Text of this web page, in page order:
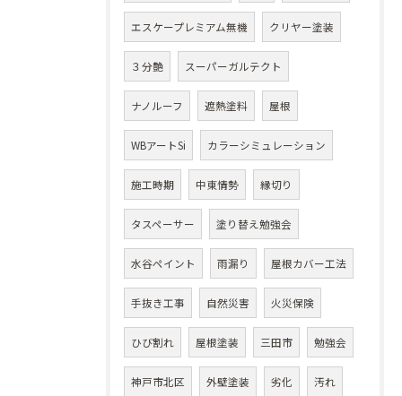
エスケープレミアム無機 クリヤー塗装
３分艶 スーパーガルテクト
ナノルーフ 遮熱塗料 屋根
WBアートSi カラーシミュレーション
施工時期 中東情勢 縁切り
タスペーサー 塗り替え勉強会
水谷ペイント 雨漏り 屋根カバー工法
手抜き工事 自然災害 火災保険
ひび割れ 屋根塗装 三田市 勉強会
神戸市北区 外壁塗装 劣化 汚れ